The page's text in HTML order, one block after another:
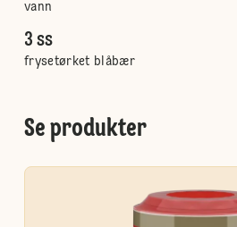
vann
3 ss
frysetørket blåbær
Se produkter